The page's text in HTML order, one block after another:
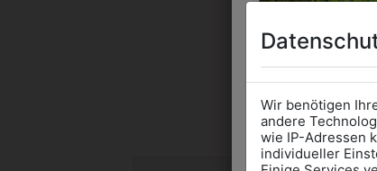
Wir benötigen
andere
wie IP-Adressen
individueller